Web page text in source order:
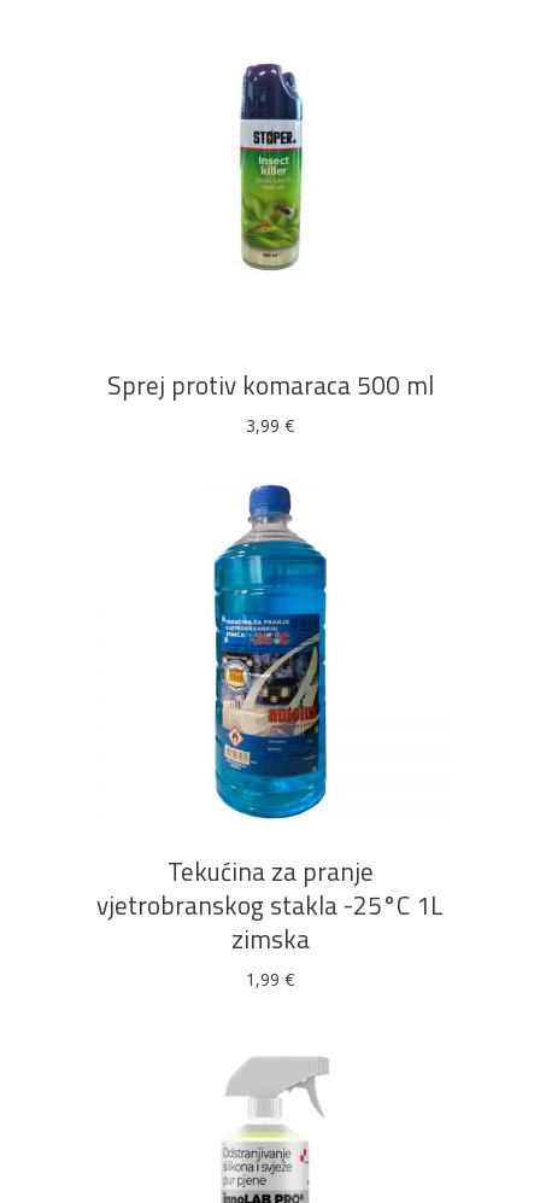
DODAJ U KOŠARICU
Sprej protiv komaraca 500 ml
3,99 €
DODAJ U KOŠARICU
Tekućina za pranje
vjetrobranskog stakla -25°C 1L
zimska
1,99 €